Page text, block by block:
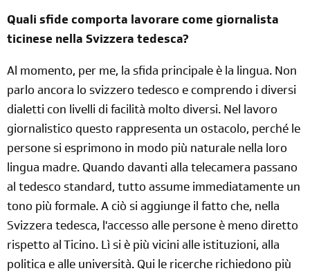
Quali sfide comporta lavorare come giornalista
ticinese nella Svizzera tedesca?
Al momento, per me, la sfida principale è la lingua. Non
parlo ancora lo svizzero tedesco e comprendo i diversi
dialetti con livelli di facilità molto diversi. Nel lavoro
giornalistico questo rappresenta un ostacolo, perché le
persone si esprimono in modo più naturale nella loro
lingua madre. Quando davanti alla telecamera passano
al tedesco standard, tutto assume immediatamente un
tono più formale. A ciò si aggiunge il fatto che, nella
Svizzera tedesca, l'accesso alle persone è meno diretto
rispetto al Ticino. Lì si è più vicini alle istituzioni, alla
politica e alle università. Qui le ricerche richiedono più